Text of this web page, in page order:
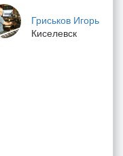
Гриськов Игорь
Киселевск